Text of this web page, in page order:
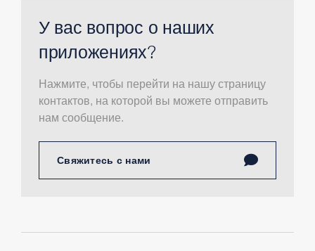
У вас вопрос о наших
приложениях?
Нажмите, чтобы перейти на нашу страницу
контактов, на которой вы можете отправить
нам сообщение.
Свяжитесь с нами